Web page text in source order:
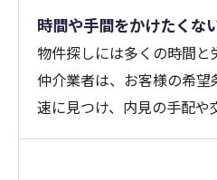
時間や手間をかけたくな
物件探しには多くの時間
仲介業者は、お客様の希
速に見つけ、内見の手配や